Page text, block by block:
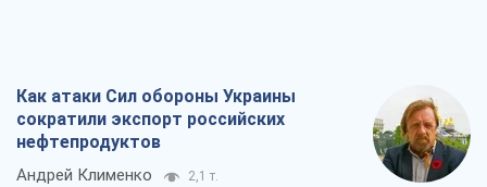
Как атаки Сил обороны Украины
сократили экспорт российских
нефтепродуктов
Андрей Клименко 2,1 т.